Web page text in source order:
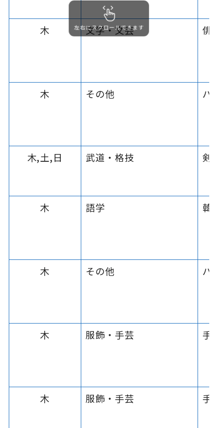
木 文学・文芸 俳
木 その他 パ
木,土,日 武道・格技 剣
木 語学 韓
木 その他 パ
木 服飾・手芸 手
木 服飾・手芸 手
左右にスクロールできます